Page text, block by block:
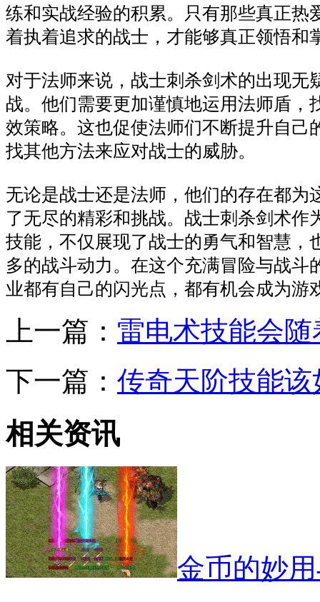
练和实战经验的积累。只有那些真正热
着执着追求的战士，才能够真正领悟和
对于法师来说，战士刺杀剑术的出现无
战。他们需要更加谨慎地运用法师盾，
效策略。这也促使法师们不断提升自己
找其他方法来应对战士的威胁。
无论是战士还是法师，他们的存在都为
了无尽的精彩和挑战。战士刺杀剑术作
技能，不仅展现了战士的勇气和智慧，
多的战斗动力。在这个充满冒险与战斗
业都有自己的闪光点，都有机会成为游
上一篇： 雷电术技能会
下一篇： 传奇天阶技能
相关资讯
金币的妙